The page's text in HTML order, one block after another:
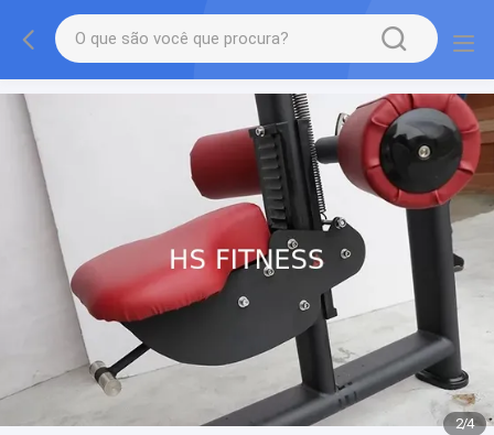
2/4